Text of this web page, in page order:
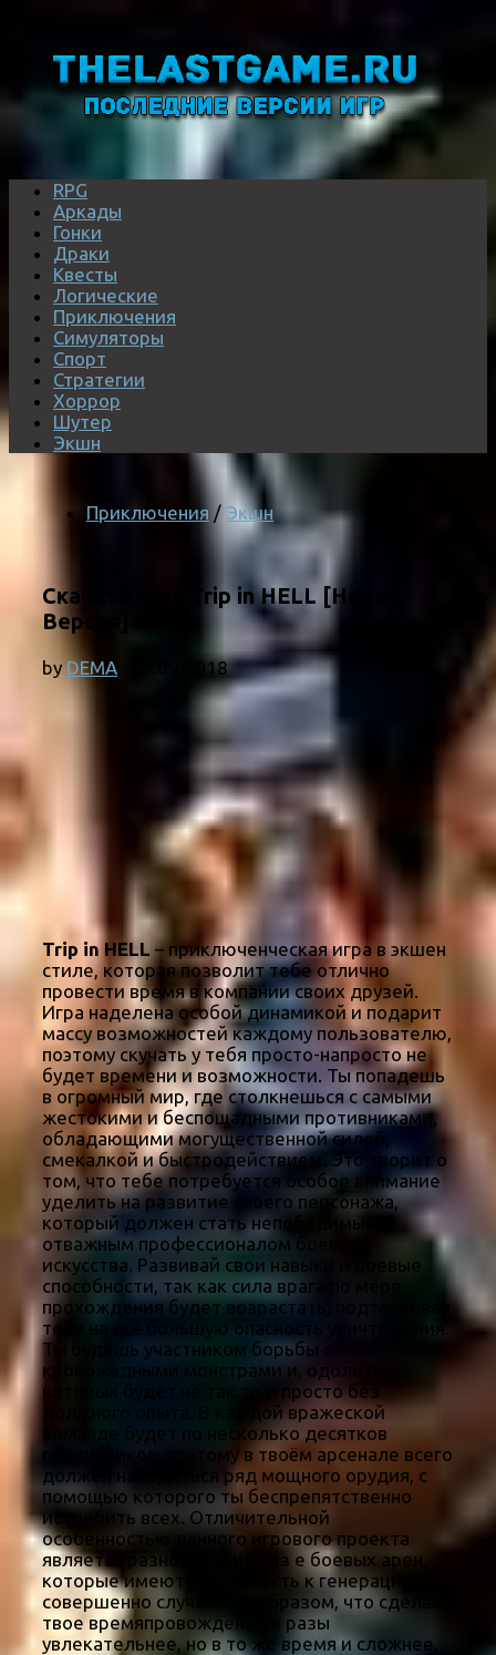
RPG
Аркады
Гонки
Драки
Квесты
Логические
Приключения
Симуляторы
Спорт
Стратегии
Хоррор
Шутер
Экшн
Приключения / Экшн
Скачать игру Trip in HELL [Новая
Версия] на ПК
by DEMA 05.09.2018
Trip in HELL – приключенческая игра в экшен
стиле, которая позволит тебе отлично
провести время в компании своих друзей.
Игра наделена особой динамикой и подарит
массу возможностей каждому пользователю,
поэтому скучать у тебя просто-напросто не
будет времени и возможности. Ты попадешь
в огромный мир, где столкнешься с самыми
жестокими и беспощадными противниками,
обладающими могущественной силой,
смекалкой и быстродействием. Это творит о
том, что тебе потребуется особое внимание
уделить на развитие своего персонажа,
который должен стать непобедимым и
отважным профессионалом боевого
искусства. Развивай свои навыки и боевые
способности, так как сила врага по мере
прохождения будет возрастать, подталкивая
тебя на всё большую опасность уничтожения.
Ты будешь участником борьбы с
кровожадными монстрами и, одолеть
которых будет не так то и просто без
должного опыта. В каждой вражеской
команде будет по несколько десятков
противников, поэтому в твоём арсенале всего
должен находиться ряд мощного орудия, с
помощью которого ты беспрепятственно
истребить всех. Отличительной
особенностью данного игрового проекта
является разнообразие раз е боевых арен,
которые имеют способность к генерации
совершенно случайным образом, что сделает
твое времяпровождение в разы
увлекательнее, но в то же время и сложнее.